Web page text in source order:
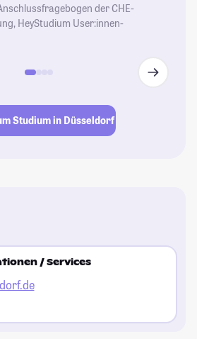
der CHE-
HeyStudium User:innen-
Studium in Düsseldorf
/ Services